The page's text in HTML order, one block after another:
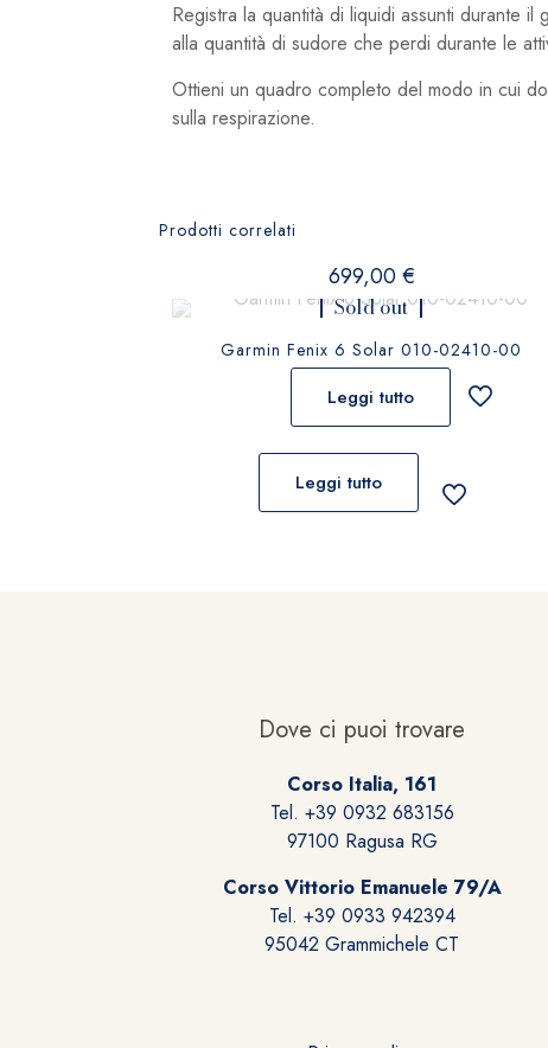
Registra la quantità di liquidi assunti durante
alla quantità di sudore che perdi durante le
Ottieni un quadro completo del modo in cui
sulla respirazione.
Prodotti correlati
699,00€
Sold out
Garmin Fenix 6 Solar 010-02410-00
Leggi tutto
Leggi tutto
Dove ci puoi trovare
Corso Italia, 161
Tel. +39 0932 683156
97100 Ragusa RG
Corso Vittorio Emanuele 79/A
Tel. +39 0933 942394
95042 Grammichele CT